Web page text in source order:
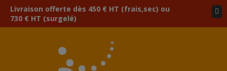
Livraison offerte dès 450 € HT (frais,sec) ou
730 € HT (surgelé)